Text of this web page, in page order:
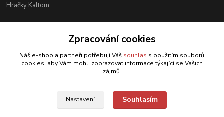
Hračky Kaltom
+420 777 538 008
hrackykaltom@gmail.com
Zpracování cookies
Náš e-shop a partneři potřebují Váš souhlas s použitím souborů
cookies, aby Vám mohli zobrazovat informace týkající se Vašich
zájmů.
Nastavení Souhlasím